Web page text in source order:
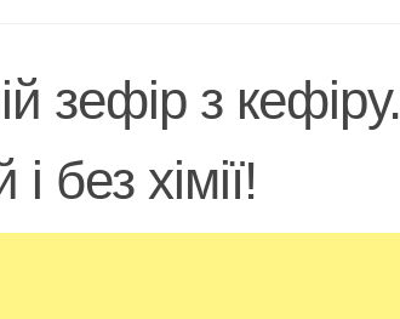
зефір з кефіру.
без хімії!